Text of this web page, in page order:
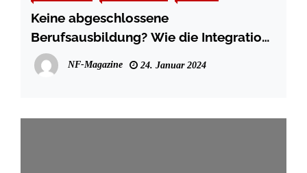
Keine abgeschlossene
Berufsausbildung? Wie die Integration
in Arbeit und Gesellschaft dank
verzahnter Unterstützung gelingen
NF-Magazine 24. Januar 2024